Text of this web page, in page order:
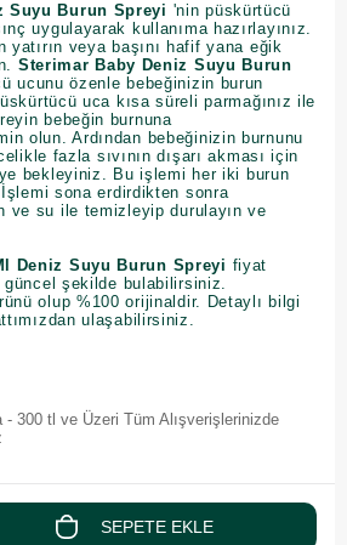
Suyu Burun Spreyi 'nin püskürtücü
uygulayarak kullanıma hazırlayınız.
yatırın veya başını hafif yana eğik
Sterimar Baby Deniz Suyu Burun
ucunu özenle bebeğinizin burun
uca kısa süreli parmağınız ile
bebeğin burnuna
olun. Ardından bebeğinizin burnunu
fazla sıvının dışarı akması için
bekleyiniz. Bu işlemi her iki burun
sona erdirdikten sonra
ve su ile temizleyip durulayın ve
Deniz Suyu Burun Spreyi fiyat
şekilde bulabilirsiniz.
olup %100 orijinaldir. Detaylı bilgi
ulaşabilirsiniz.
- 300 tl ve Üzeri Tüm Alışverişlerinizde